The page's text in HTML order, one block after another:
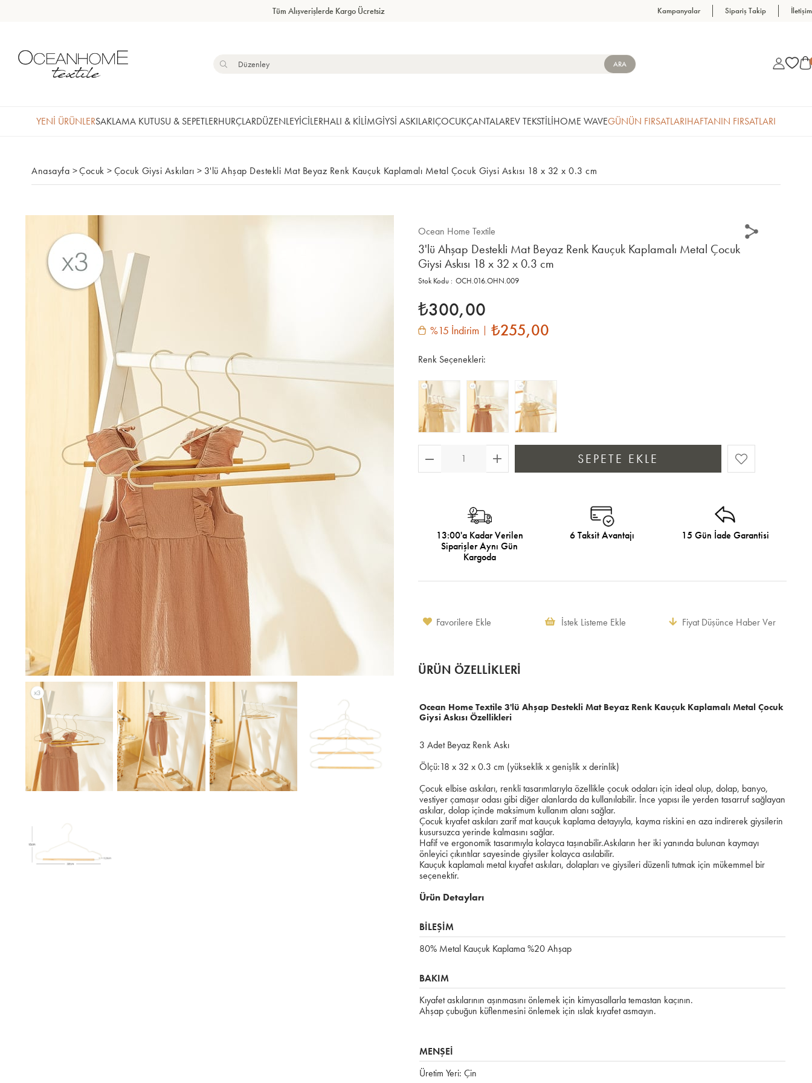
6 Taksit Avantajı Kampanyalar Sipariş Takip İletişim
YENİ ÜRÜNLERSAKLAMA KUTUSU & SEPETLERHURÇLARDÜZENLEYİCİLERHALI & KİLİMGİYSİ ASKILARIÇOCUKÇANTALAREV TEKSTİLİHOME WAVEGÜNÜN FIRSATLARIHAFTANIN FIRSATLARI
Anasayfa >Çocuk >Çocuk Giysi Askıları > 3'lü Ahşap Destekli Mat Beyaz Renk Kauçuk Kaplamalı Metal Çocuk Giysi Askısı 18 x 32 x 0.3 cm
Ocean Home Textile
3'lü Ahşap Destekli Mat Beyaz Renk Kauçuk Kaplamalı Metal Çocuk
Giysi Askısı 18 x 32 x 0.3 cm
OCH.016.OHN.009
₺300,00
%15 İndirim ₺255,00
Renk Seçenekleri:
13:00'a Kadar Verilen
Siparişler Aynı Gün
Kargoda
6 Taksit Avantajı 15 Gün İade Garantisi
Favorilere Ekle İstek Listeme Ekle Fiyat Düşünce Haber Ver
ÜRÜN ÖZELLIKLERI
Ocean Home Textile 3'lü Ahşap Destekli Mat Beyaz Renk Kauçuk Kaplamalı Metal Çocuk
Giysi Askısı Özellikleri
3 Adet Beyaz Renk Askı
Ölçü:18 x 32 x 0.3 cm (yükseklik x genişlik x derinlik)
Çocuk elbise askıları, renkli tasarımlarıyla özellikle çocuk odaları için ideal olup, dolap, banyo,
vestiyer çamaşır odası gibi diğer alanlarda da kullanılabilir. İnce yapısı ile yerden tasarruf sağlayan
askılar, dolap içinde maksimum kullanım alanı sağlar.
Çocuk kıyafet askıları zarif mat kauçuk kaplama detayıyla, kayma riskini en aza indirerek giysilerin
kusursuzca yerinde kalmasını sağlar.
Hafif ve ergonomik tasarımıyla kolayca taşınabilir.Askıların her iki yanında bulunan kaymayı
önleyici çıkıntılar sayesinde giysiler kolayca asılabilir.
Kauçuk kaplamalı metal kıyafet askıları, dolapları ve giysileri düzenli tutmak için mükemmel bir
seçenektir.
Ürün Detayları
BİLEŞİM
80% Metal Kauçuk Kaplama %20 Ahşap
BAKIM
Kıyafet askılarının aşınmasını önlemek için kimyasallarla temastan kaçının.
Ahşap çubuğun küflenmesini önlemek için ıslak kıyafet asmayın.
MENŞEİ
Üretim Yeri: Çin